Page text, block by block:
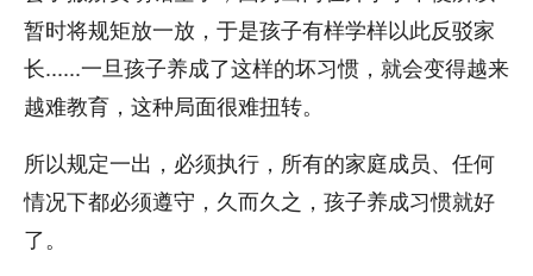
暂时将规矩放一放，于是孩子有样学样以此反驳家
长......一旦孩子养成了这样的坏习惯，就会变得越来
越难教育，这种局面很难扭转。
所以规定一出，必须执行，所有的家庭成员、任何
情况下都必须遵守，久而久之，孩子养成习惯就好
了。